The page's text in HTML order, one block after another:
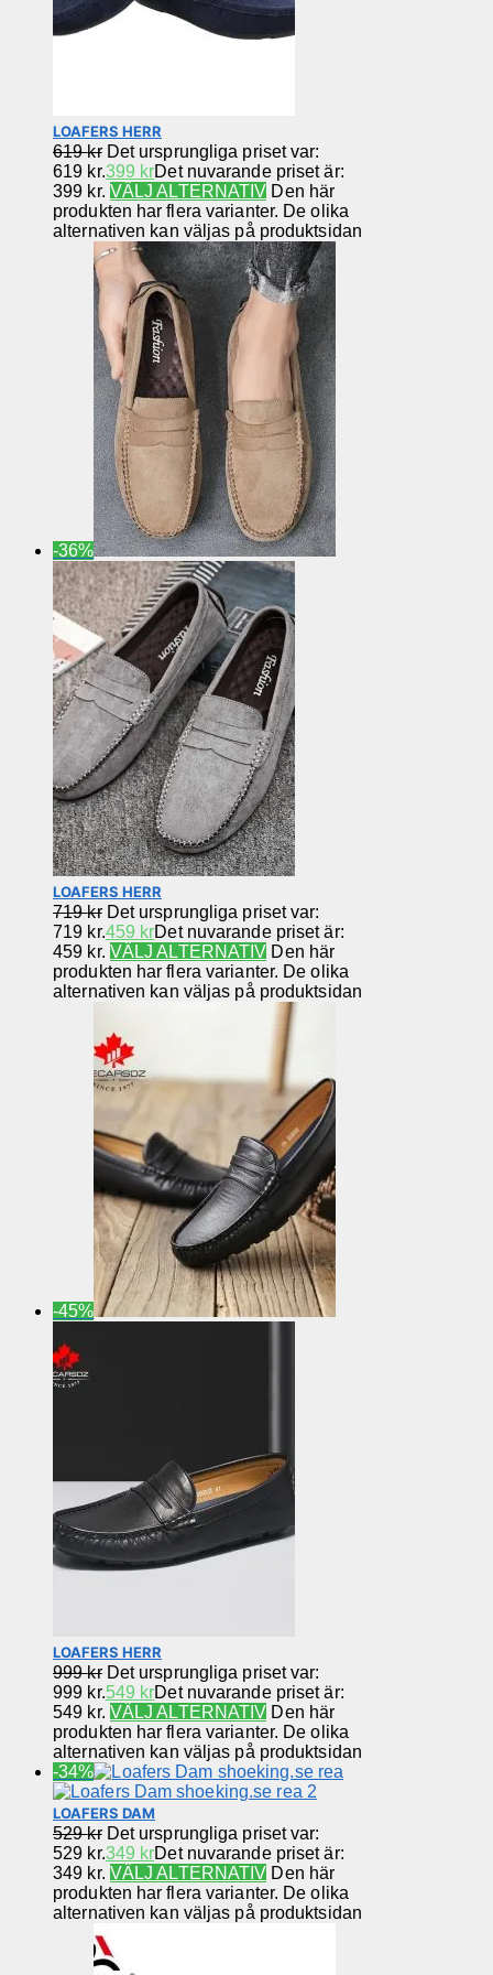
LOAFERS HERR
619kr Det ursprungliga priset var:
619 kr.399 krDet nuvarande priset är:
399 kr. VÄLJ ALTERNATIV Den här
produkten har flera varianter. De olika
alternativen kan väljas på produktsidan
-36%
LOAFERS HERR
719kr Det ursprungliga priset var:
719 kr.459 krDet nuvarande priset är:
459 kr. VÄLJ ALTERNATIV Den här
produkten har flera varianter. De olika
alternativen kan väljas på produktsidan
-45%
LOAFERS HERR
999kr Det ursprungliga priset var:
999 kr.549 krDet nuvarande priset är:
549 kr. VÄLJ ALTERNATIV Den här
produkten har flera varianter. De olika
alternativen kan väljas på produktsidan
-34%
LOAFERS DAM
529kr Det ursprungliga priset var:
529 kr.349 krDet nuvarande priset är:
349 kr. VÄLJ ALTERNATIV Den här
produkten har flera varianter. De olika
alternativen kan väljas på produktsidan